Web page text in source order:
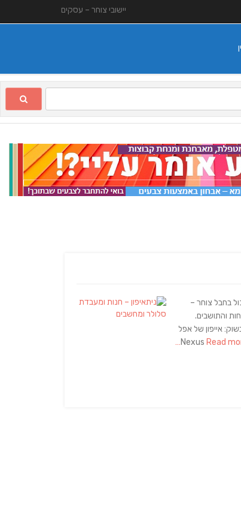
יישובי צוחר – עסקים
בחבל צוחר –
והתושבים.
אייפון של אפל
Read